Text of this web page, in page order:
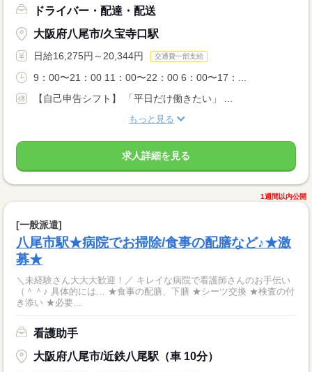
ドライバー・配達・配送
大阪府八尾市/久宝寺口駅
日給16,275円～20,344円 交通費一部支給
9：00〜21：00 11：00〜22：00 6：00〜17：...
【自己申告シフト】 「平日だけ働きたい」 ...
もっと見る
求人詳細を見る
1週間以内公開
[一般派遣]
八尾市駅★病院でお掃除/食事の配膳など♪★激
募★
＼未経験さん大大大歓迎！／ キレイな病院で看護師さんのお手伝い
（＾＾♪ 具体的には… ★食事の配膳、下膳 ★シーツ交換 ★検査の付
き添い ★必要...
看護助手
大阪府八尾市/近鉄八尾駅（車 10分）